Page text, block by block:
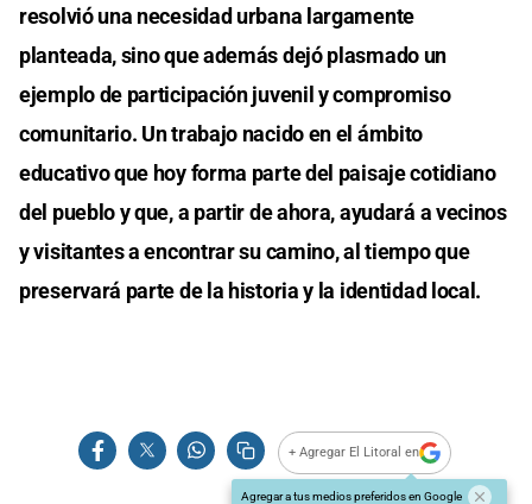
resolvió una necesidad urbana largamente
planteada, sino que además dejó plasmado un
ejemplo de participación juvenil y compromiso
comunitario. Un trabajo nacido en el ámbito
educativo que hoy forma parte del paisaje cotidiano
del pueblo y que, a partir de ahora, ayudará a vecinos
y visitantes a encontrar su camino, al tiempo que
preservará parte de la historia y la identidad local.
+ Agregar El Litoral en
Agregar a tus medios preferidos en Google